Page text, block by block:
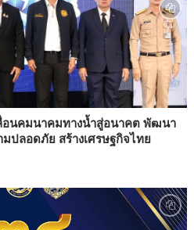
อนคมนาคมทางน้ำสู่อนาคต พัฒนา
ปลอดภัย สร้างเศรษฐกิจไทย